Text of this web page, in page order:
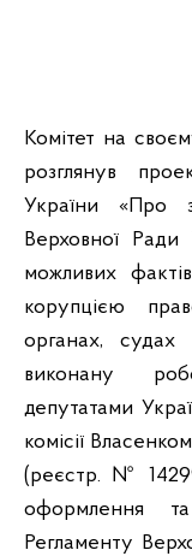
Комітет на
розглянув
України «Про
Верховної Ради
можливих
корупцією
органах,
виконану
депутатами
комісії
(реєстр. № 14299
оформлення
Регламенту